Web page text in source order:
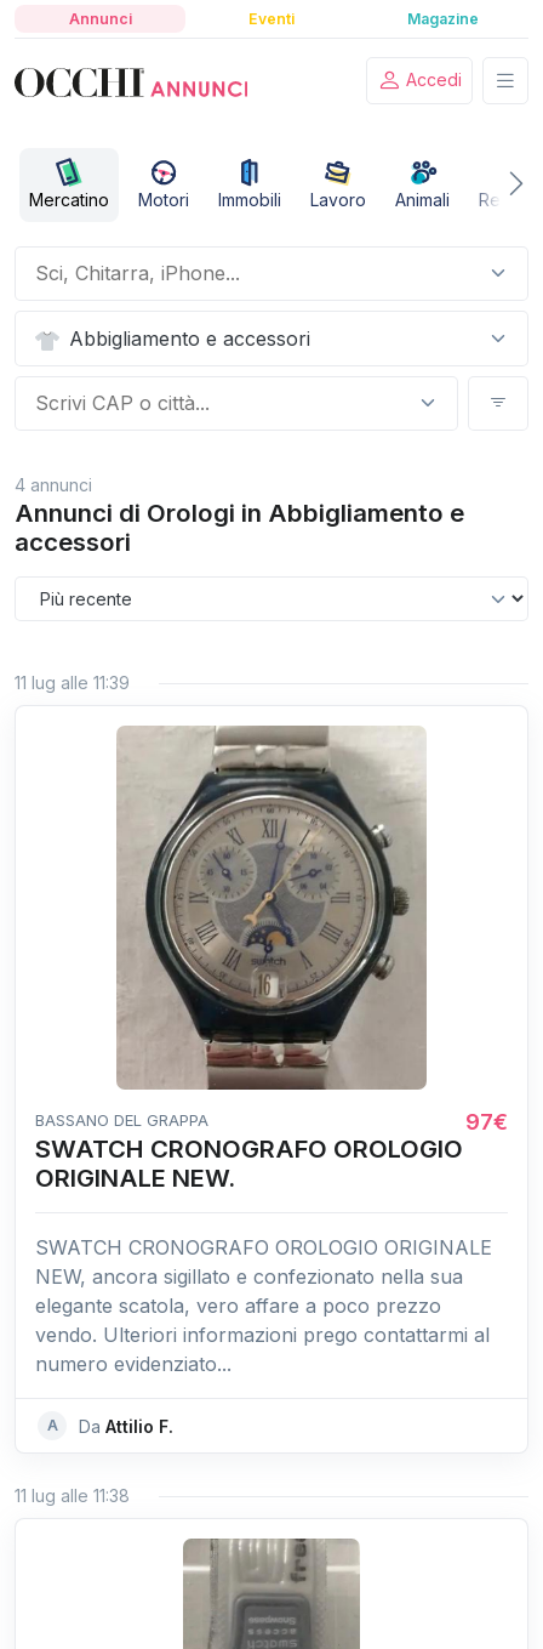
Annunci Eventi Magazine
Accedi
Mercatino Motori Immobili Lavoro Animali
Abbigliamento e accessori
4 annunci
Annunci di Orologi in Abbigliamento e
accessori
11 lug alle 11:39
BASSANO DEL GRAPPA 97€
SWATCH CRONOGRAFO OROLOGIO
ORIGINALE NEW.
SWATCH CRONOGRAFO OROLOGIO ORIGINALE
NEW, ancora sigillato e confezionato nella sua
elegante scatola, vero affare a poco prezzo
vendo. Ulteriori informazioni prego contattarmi al
numero evidenziato...
A Da Attilio F.
11 lug alle 11:38